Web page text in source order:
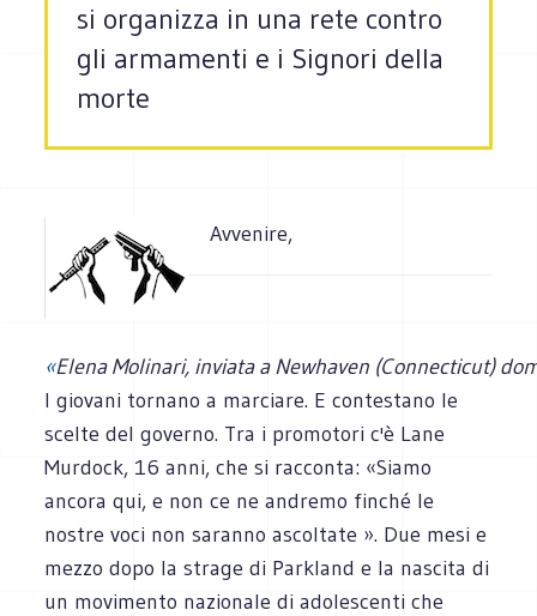
si organizza in una rete contro
gli armamenti e i Signori della
morte
Avvenire,
«Elena Molinari, inviata a Newhaven (Connecticut)
I giovani tornano a marciare. E contestano le
scelte del governo. Tra i promotori c'è Lane
Murdock, 16 anni, che si racconta: «Siamo
ancora qui, e non ce ne andremo finché le
nostre voci non saranno ascoltate ». Due mesi e
mezzo dopo la strage di Parkland e la nascita di
un movimento nazionale di adolescenti che